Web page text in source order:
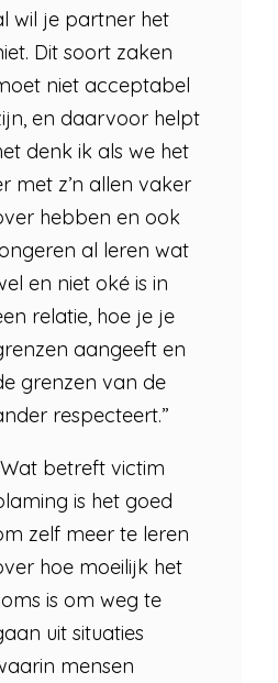
wil je partner het
Dit soort zaken
niet acceptabel
en daarvoor helpt
denk ik als we het
met z’n allen vaker
hebben en ook
al leren wat
en niet oké is in
relatie, hoe je je
aangeeft en
grenzen van de
respecteert.”
betreft victim
is het goed
zelf meer te leren
hoe moeilijk het
is om weg te
uit situaties
mensen